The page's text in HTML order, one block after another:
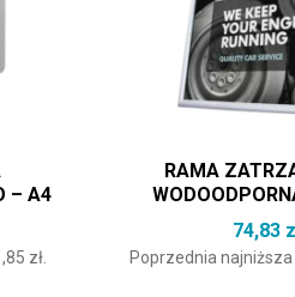
– A4
zł.
RAMA
74,83
Poprzednia najniższa